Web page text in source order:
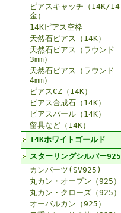
ピアスキャッチ（14K/14
金）
14Kピアス空枠
天然石ピアス（14K）
天然石ピアス（ラウンド
3mm）
天然石ピアス（ラウンド
4mm）
ピアスCZ（14K）
ピアス合成石（14K）
ピアスパール（14K）
留具など（14K）
14Kホワイトゴールド
スターリングシルバー925
カンパーツ(SV925)
丸カン・オープン（925）
丸カン・クローズ（925）
オーバルカン（925）